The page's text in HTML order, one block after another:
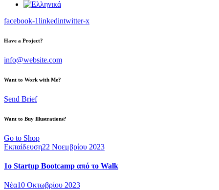
facebook-1linkedintwitter-x
Have a Project?
info@website.com
Want to Work with Me?
Send Brief
Want to Buy Illustrations?
Go to Shop
Εκπαίδευση22 Νοεμβρίου 2023
1o Startup Bootcamp από το Walk
Νέα10 Οκτωβρίου 2023